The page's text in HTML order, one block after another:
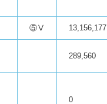
⑤Ⅴ 13,156,177
289,560
0